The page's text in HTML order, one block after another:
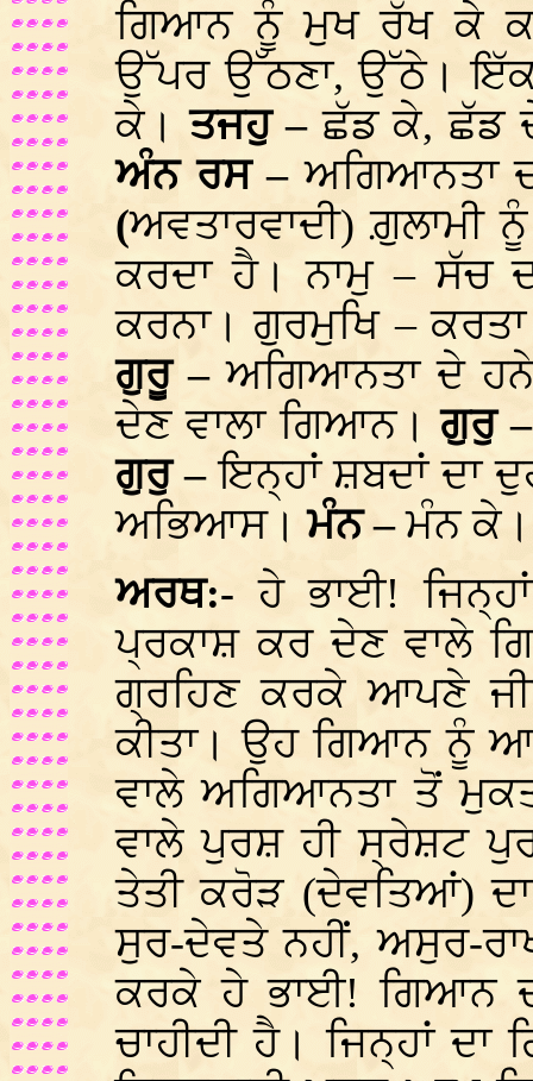
ਗਿਆਨ ਨੂੰ ਮੁਖ ਰੱਖ ਕੇ
ਉੱਪਰ ਉੱਠਣਾ, ਉੱਠੇ।
ਕੇ।ਤਜਹੁ –ਛੱਡ ਕੇ, ਛੱਡ
ਅੰਨ ਰਸ –ਅਗਿਆਨਤਾ
(ਅਵਤਾਰਵਾਦੀ) ਗ਼ੁਲਾਮੀ
ਕਰਦਾ ਹੈ। ਨਾਮੁ – ਸੱਚ
ਕਰਨਾ। ਗੁਰਮੁਖਿ –
ਗੁਰੂ –ਅਗਿਆਨਤਾ ਦੇ
ਦੇਣ ਵਾਲਾ ਗਿਆਨ।ਗੁਰੁ
ਗੁਰੁ –ਇਨ੍ਹਾਂ ਸ਼ਬਦਾਂ ਦਾ
ਅਭਿਆਸ।ਮੰਨ –ਮੰਨ
ਅਰਥ:- ਹੇ ਭਾਈ!
ਪ੍ਰਕਾਸ਼ ਕਰ ਦੇਣ ਵਾਲੇ
ਗ੍ਰਹਿਣ ਕਰਕੇ ਆਪਣੇ
ਕੀਤਾ। ਉਹ ਗਿਆਨ ਨੂੰ
ਵਾਲੇ ਅਗਿਆਨਤਾ ਤੋਂ
ਵਾਲੇ ਪੁਰਸ਼ ਹੀ ਸ੍ਰੇਸ਼ਟ
ਤੇਤੀ ਕਰੋੜ (ਦੇਵਤਿਆਂ)
ਸੁਰ-ਦੇਵਤੇ ਨਹੀਂ, ਅਸੁਰ-
ਕਰਕੇ ਹੇ ਭਾਈ! ਗਿਆਨ
ਚਾਹੀਦੀ ਹੈ। ਜਿਨ੍ਹਾਂ